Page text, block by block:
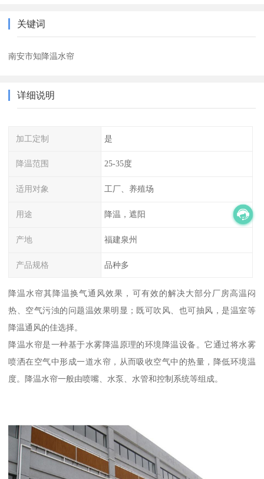
关键词
南安市知降温水帘
详细说明
加工定制 是
降温范围 25-35度
适用对象 工厂、养殖场
用途 降温，遮阳
产地 福建泉州
产品规格 品种多
降温水帘其降温换气通风效果，可有效的解决大部分厂房高温闷
热、空气污浊的问题温效果明显；既可吹风、也可抽风，是温室等
降温通风的佳选择。
降温水帘是一种基于水雾降温原理的环境降温设备。它通过将水雾
喷洒在空气中形成一道水帘，从而吸收空气中的热量，降低环境温
度。降温水帘一般由喷嘴、水泵、水管和控制系统等组成。